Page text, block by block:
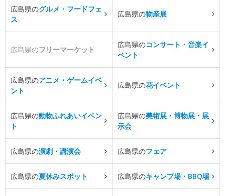
広島県のグルメ・フードフェ
ス
広島県の物産展
広島県のフリーマーケット
広島県のコンサート・音楽イ
ベント
広島県のアニメ・ゲームイベ
ント
広島県の花イベント
広島県の動物ふれあいイベン
ト
広島県の美術展・博物展・展
示会
広島県の演劇・講演会 広島県のフェア
広島県の夏休みスポット 広島県のキャンプ場・BBQ場